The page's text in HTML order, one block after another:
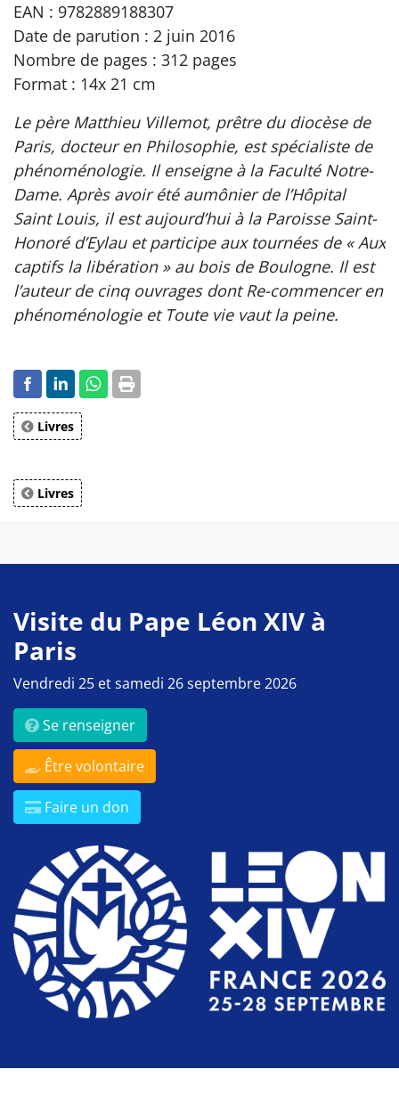
EAN : 9782889188307
Date de parution : 2 juin 2016
Nombre de pages : 312 pages
Format : 14x 21 cm
Le père Matthieu Villemot, prêtre du diocèse de
Paris, docteur en Philosophie, est spécialiste de
phénoménologie. Il enseigne à la Faculté Notre-
Dame. Après avoir été aumônier de l’Hôpital
Saint Louis, il est aujourd’hui à la Paroisse Saint-
Honoré d’Eylau et participe aux tournées de « Aux
captifs la libération » au bois de Boulogne. Il est
l’auteur de cinq ouvrages dont Re-commencer en
phénoménologie et Toute vie vaut la peine.
Livres
Livres
Visite du Pape Léon XIV à
Paris
Vendredi 25 et samedi 26 septembre 2026
Se renseigner
Être volontaire
Faire un don